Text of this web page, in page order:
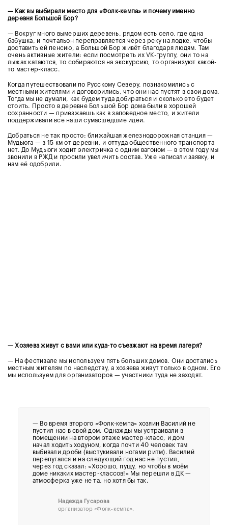
— Как вы выбирали место для «Фолк-кемпа» и почему именно
деревня Большой Бор?
— Вокруг много вымерших деревень, рядом есть село, где одна
бабушка, и почтальон переправляется через реку на лодке, чтобы
доставить ей пенсию, а Большой Бор живёт благодаря людям. Там
очень активные жители: если посмотреть их VK-группу, они то на
лыжах катаются, то собираются на экскурсию, то организуют какой-
то мастер-класс.
Когда путешествовали по Русскому Северу, познакомились с
местными жителями и договорились, что они нас пустят в свои дома.
Тогда мы не думали, как будем туда добираться и сколько это будет
стоить.
Просто в деревне Большой Бор дома были в хорошей
сохранности — приезжаешь как в заповедное место, и жители
поддерживали все наши сумасшедшие идеи.
Добраться не так просто: ближайшая железнодорожная станция —
Мудьюга — в 15 км от деревни, и оттуда общественного транспорта
нет. До Мудьюги ходит электричка с одним вагоном — в этом году мы
звонили в РЖД и просили увеличить состав. Уже написали заявку, и
нам её одобрили.
— Хозяева живут с вами или куда-то съезжают на время лагеря?
— На фестивале мы используем пять больших домов. Они достались
местным жителям по наследству, а хозяева живут только в одном. Его
мы используем для организаторов — участники туда не заходят.
— Во время второго «Фолк-кемпа» хозяин Василий не
пустил нас в свой дом. Однажды мы устраивали в
помещении на втором этаже мастер-класс, и дом
начал ходить ходуном, когда почти 40 человек там
выбивали дроби (выстукивали ногами ритм). Василий
перепугался и на следующий год нас не пустил,
через год сказал: «Хорошо, пущу, но чтобы в моём
доме никаких мастер-классов!» Мы перешли в ДК —
атмосферка уже не та, но хотя бы так.
Надежда Гусарова
организатор «Фолк-кемпа».